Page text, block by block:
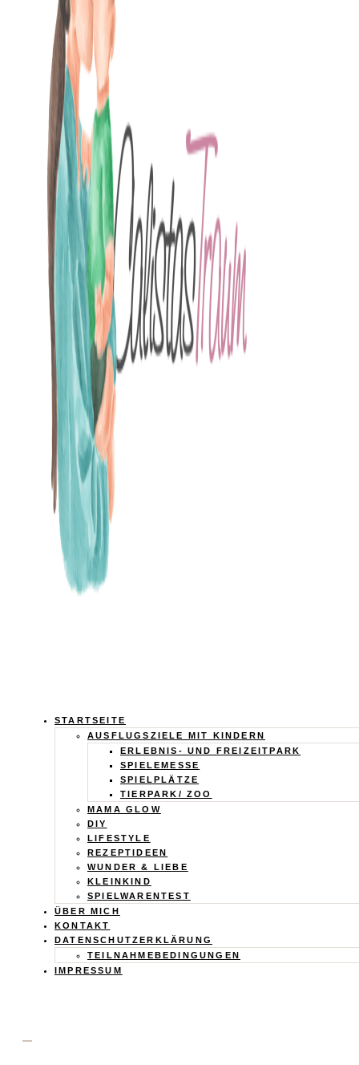
Calistas
Traum
STARTSEITE
AUSFLUGSZIELE MIT KINDERN
ERLEBNIS- UND FREIZEITPARK
SPIELEMESSE
SPIELPLÄTZE
TIERPARK/ ZOO
MAMA GLOW
DIY
LIFESTYLE
REZEPTIDEEN
WUNDER & LIEBE
KLEINKIND
SPIELWARENTEST
ÜBER MICH
KONTAKT
DATENSCHUTZERKLÄRUNG
TEILNAHMEBEDINGUNGEN
IMPRESSUM